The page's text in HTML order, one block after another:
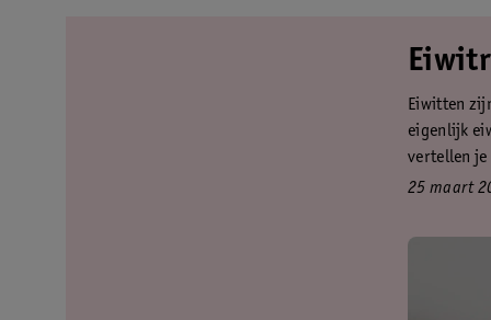
Eiwitten
eigenlijk
vertellen je
25 maart